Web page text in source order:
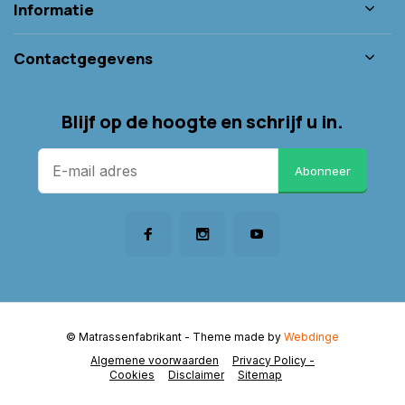
Informatie
Contactgegevens
Blijf op de hoogte en schrijf u in.
Abonneer
Algemene voorwaarden
Privacy Policy -
Cookies
Disclaimer Sitemap
© Matrassenfabrikant - Theme made by Webdinge